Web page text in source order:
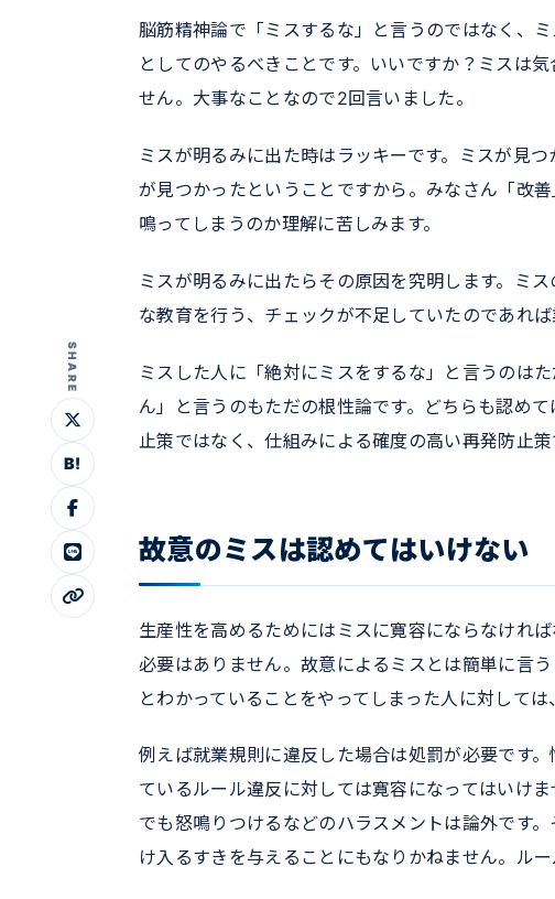
SHARE
B!
脳筋精神論で「ミスするな」と言うのではなく、
としてのやるべきことです。いいですか？ミスは
せん。大事なことなので2回言いました。
ミスが明るみに出た時はラッキーです。ミスが見
が見つかったということですから。みなさん「改
鳴ってしまうのか理解に苦しみます。
ミスが明るみに出たらその原因を究明します。ミ
な教育を行う、チェックが不足していたのであれ
ミスした人に「絶対にミスをするな」と言うのは
ん」と言うのもただの根性論です。どちらも認め
止策ではなく、仕組みによる確度の高い再発防止策
故意のミスは認めてはいけない
生産性を高めるためにはミスに寛容にならなけれ
必要はありません。故意によるミスとは簡単に言
とわかっていることをやってしまった人に対して
例えば就業規則に違反した場合は処罰が必要です
ているルール違反に対しては寛容になってはいけ
でも怒鳴りつけるなどのハラスメントは論外です
け入るすきを与えることにもなりかねません。ル